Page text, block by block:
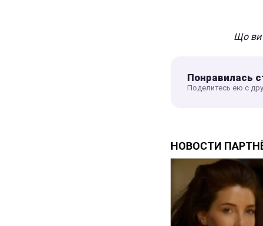
Що ви
Понравилась
Поделитесь ею с